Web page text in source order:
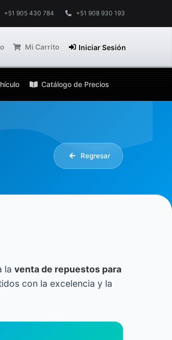
+51 905 430 784 +51 908 930 193
Mi Carrito Iniciar Sesión
Catálogo de Precios
Regresar
la venta de repuestos para
con la excelencia y la